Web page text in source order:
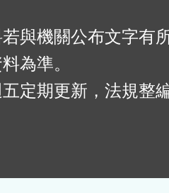
與機關公布文字有
為準。
定期更新，法規整